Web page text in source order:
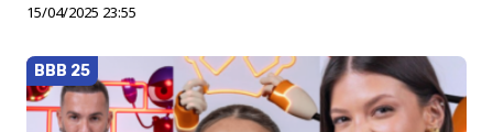
15/04/2025 23:55
BBB 25